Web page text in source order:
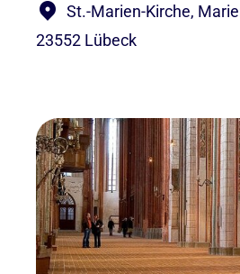
St.-Marien-Kirche,
23552 Lübeck